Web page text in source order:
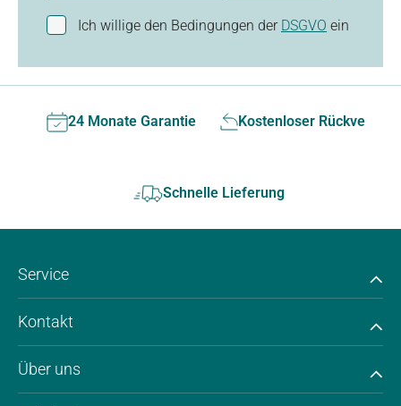
Ich willige den Bedingungen der DSGVO ein
24 Monate Garantie Kostenloser Rückversand
Schnelle Lieferung
Service
Kontakt
Über uns